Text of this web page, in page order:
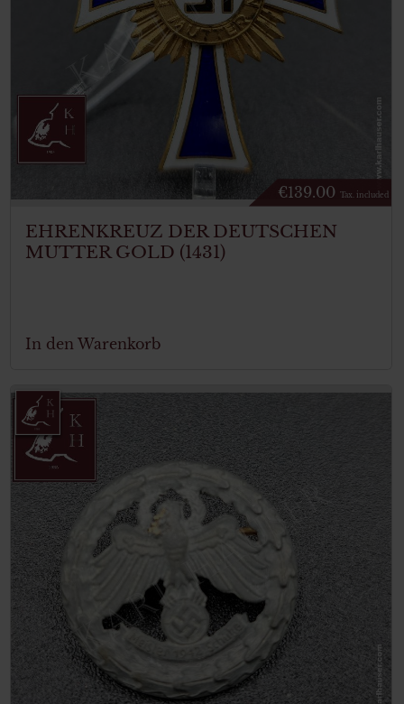
€139.00 Tax. included
EHRENKREUZ DER DEUTSCHEN
MUTTER GOLD (1431)
In den Warenkorb